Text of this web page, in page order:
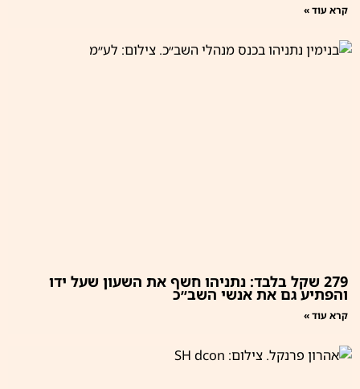
קרא עוד »
279 שקל בלבד: נתניהו חשף את השעון שעל ידו
והפתיע גם את אנשי השב״כ
קרא עוד »